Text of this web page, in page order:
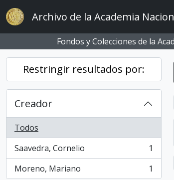
Skip to main content
Archivo de la Academia
Fondos y Colecciones de la
Restringir resultados por:
Creador
Todos
Saavedra, Cornelio
, 1 resultados
1
Moreno, Mariano
, 1 resultados 1